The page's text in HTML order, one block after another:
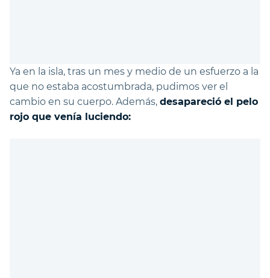
Ya en la isla, tras un mes y medio de un esfuerzo a la
que no estaba acostumbrada, pudimos ver el
cambio en su cuerpo. Además, desapareció el pelo
rojo que venía luciendo: